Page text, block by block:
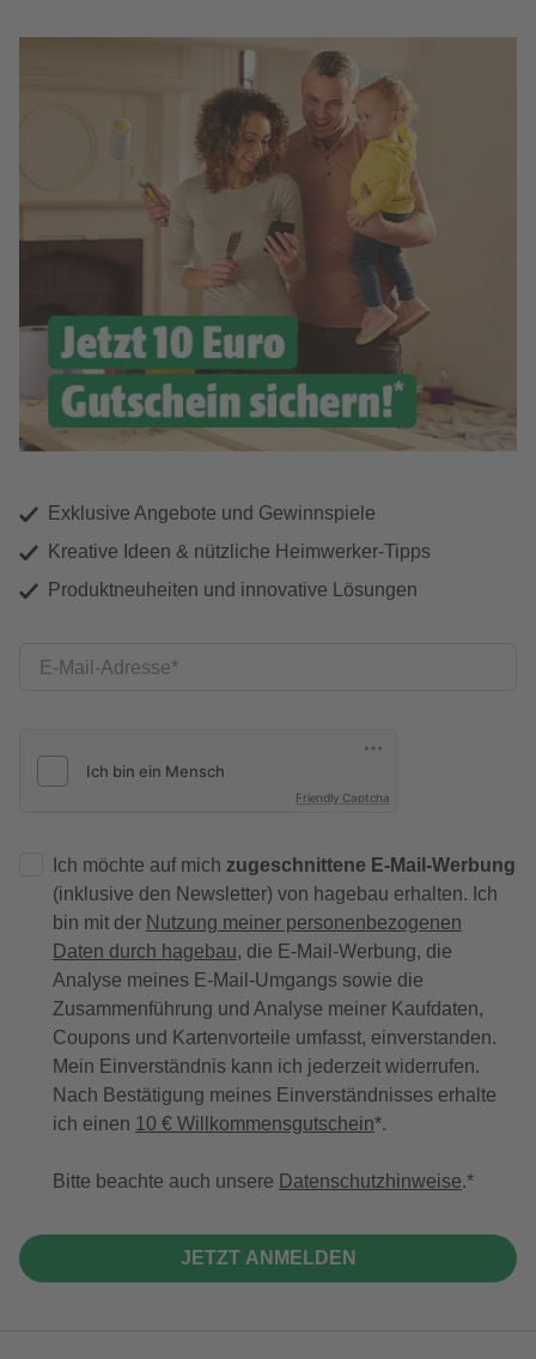
Exklusive Angebote und Gewinnspiele
Kreative Ideen & nützliche Heimwerker-Tipps
Produktneuheiten und innovative Lösungen
E-Mail-Adresse
Friendly Captcha
Ich möchte auf mich zugeschnittene E-Mail-Werbung
(inklusive den Newsletter) von hagebau erhalten. Ich
bin mit der Nutzung meiner personenbezogenen
Daten durch hagebau, die E-Mail-Werbung, die
Analyse meines E-Mail-Umgangs sowie die
Zusammenführung und Analyse meiner Kaufdaten,
Coupons und Kartenvorteile umfasst, einverstanden.
Mein Einverständnis kann ich jederzeit widerrufen.
Nach Bestätigung meines Einverständnisses erhalte
ich einen 10 € Willkommensgutschein*.
Bitte beachte auch unsere Datenschutzhinweise.
JETZT ANMELDEN